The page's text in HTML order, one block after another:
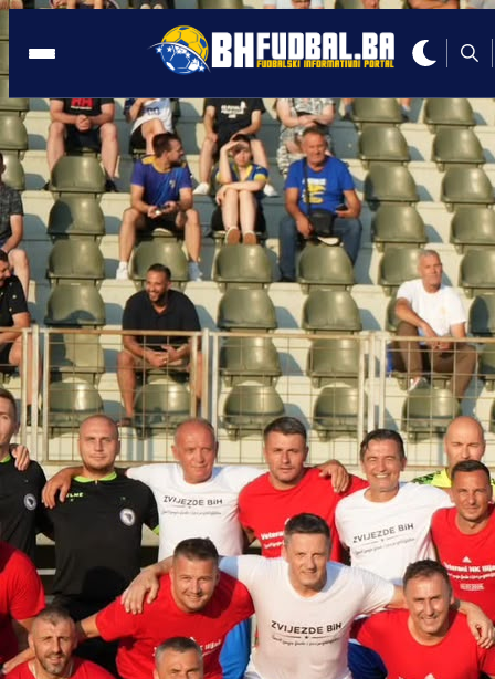
REPREZENTACIJA
22:48, 16.12.2025
Upisao je jedan nastup za Zmajeve, a
sada poručio: Ja sam Srbin iz Bosne!
Autor:
Redakcija
22:48, 16.12.2025